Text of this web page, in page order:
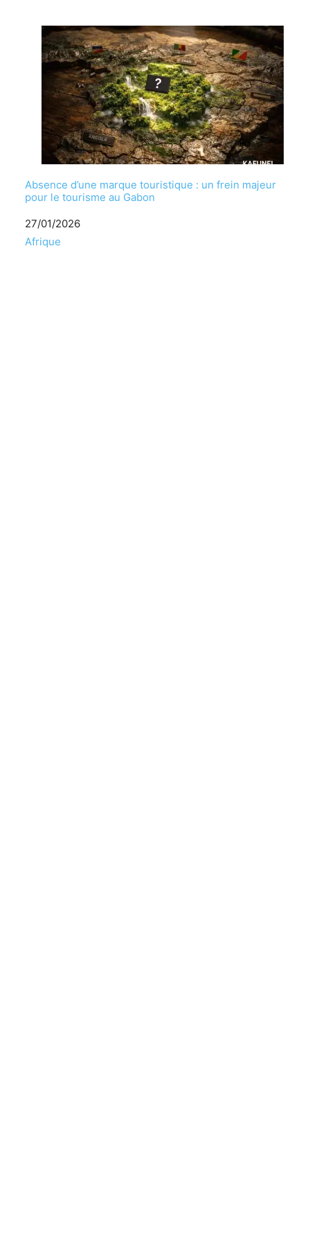
Absence d’une marque touristique : un frein majeur
pour le tourisme au Gabon
Date
27/01/2026
Par rapport à
Afrique